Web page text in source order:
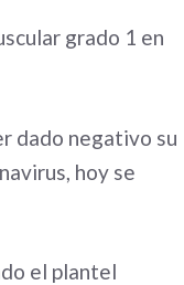
grado 1 en
dado negativo su
hoy se
el plantel